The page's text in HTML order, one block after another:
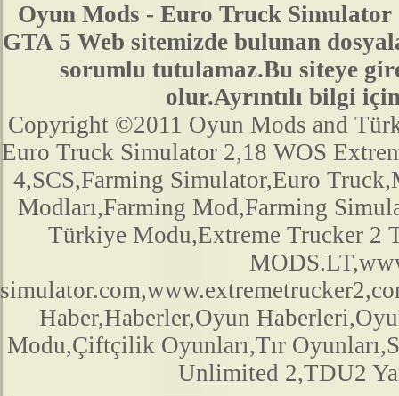
Oyun Mods - Euro Truck
GTA 5 Web sitemizde bulunan
sorumlu tutulamaz.Bu siteye
olur.Ayrıntılı bilgi
Copyright ©2011 Oyun Mods and
Euro Truck Simulator 2,18 WOS
4,SCS,Farming Simulator,Euro
Modları,Farming Mod,Farming
Türkiye Modu,Extreme Trucker 2
Haber,Haberler,Oyun
Modu,Çiftçilik Oyunları,Tır
Unlimited 2,TDU2